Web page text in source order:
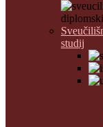
studij